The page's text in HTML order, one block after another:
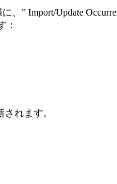
” Import/Update
：
れます。